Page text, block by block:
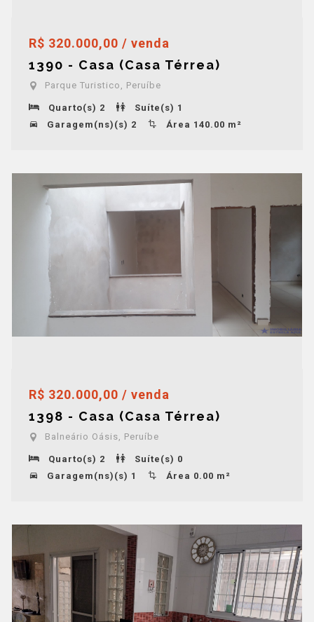
R$ 320.000,00 / venda
1390 - Casa (Casa Térrea)
Parque Turistico, Peruíbe
Quarto(s) 2
Suíte(s) 1
Garagem(ns)(s) 2
Área 140.00 m²
R$ 320.000,00 / venda
1398 - Casa (Casa Térrea)
Balneário Oásis, Peruíbe
Quarto(s) 2
Suíte(s) 0
Garagem(ns)(s) 1
Área 0.00 m²